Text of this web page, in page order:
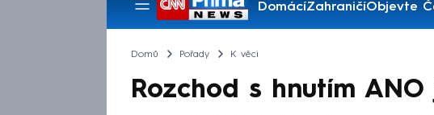
DomácíZahraničíObjevte
Pořady
Domů Pořady K věci
Rozchod s hnutím